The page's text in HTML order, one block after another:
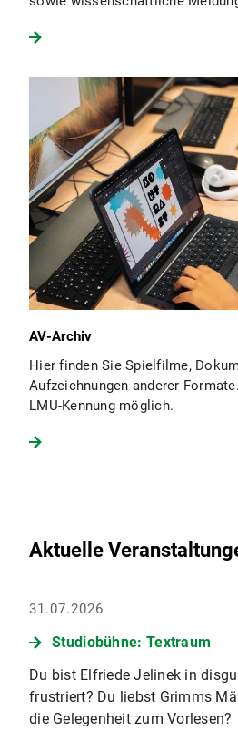
AV-Archiv
Hier finden Sie Spielfilme,
Aufzeichnungen anderer
LMU-Kennung möglich.
Aktuelle
31.07.2026
Studiobühne: Textraum
Du bist Elfriede Jelinek in
frustriert? Du liebst Grimms
die Gelegenheit zum Vorlesen?